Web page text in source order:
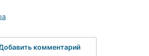
комментарий